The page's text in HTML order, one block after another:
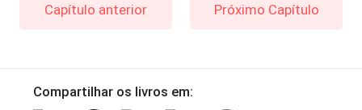
Capítulo anterior Próximo Capítulo
Compartilhar os livros em: